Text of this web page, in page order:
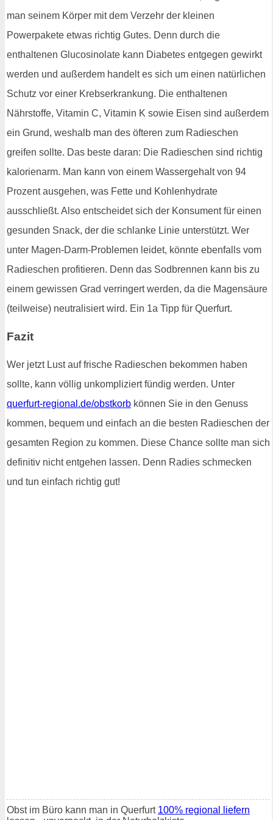
man seinem Körper mit dem Verzehr der kleinen
Powerpakete etwas richtig Gutes. Denn durch die
enthaltenen Glucosinolate kann Diabetes entgegen gewirkt
werden und außerdem handelt es sich um einen natürlichen
Schutz vor einer Krebserkrankung. Die enthaltenen
Nährstoffe, Vitamin C, Vitamin K sowie Eisen sind außerdem
ein Grund, weshalb man des öfteren zum Radieschen
greifen sollte. Das beste daran: Die Radieschen sind richtig
kalorienarm. Man kann von einem Wassergehalt von 94
Prozent ausgehen, was Fette und Kohlenhydrate
ausschließt. Also entscheidet sich der Konsument für einen
gesunden Snack, der die schlanke Linie unterstützt. Wer
unter Magen-Darm-Problemen leidet, könnte ebenfalls vom
Radieschen profitieren. Denn das Sodbrennen kann bis zu
einem gewissen Grad verringert werden, da die Magensäure
(teilweise) neutralisiert wird. Ein 1a Tipp für Querfurt.
Fazit
Wer jetzt Lust auf frische Radieschen bekommen haben
sollte, kann völlig unkompliziert fündig werden. Unter
querfurt-regional.de/obstkorb können Sie in den Genuss
kommen, bequem und einfach an die besten Radieschen der
gesamten Region zu kommen. Diese Chance sollte man sich
definitiv nicht entgehen lassen. Denn Radies schmecken
und tun einfach richtig gut!
Obst im Büro kann man in Querfurt 100% regional liefern